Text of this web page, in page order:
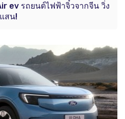
ev รถยนต์ไฟฟ้าจิ๋วจากจีน วิ่ง
สน!